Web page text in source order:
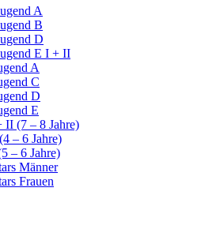
A
B
D
E I + II
A
C
D
E
II (7 – 8 Jahre)
– 6 Jahre)
– 6 Jahre)
Männer
Frauen